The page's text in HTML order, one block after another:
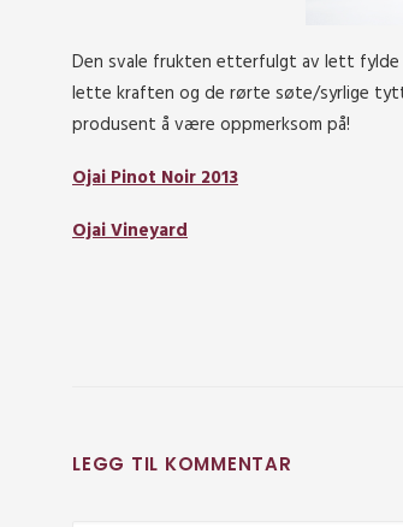
Den svale frukten etterfulgt av lett
lette kraften og de rørte søte/syrlige
produsent å være oppmerksom på!
Ojai Pinot Noir 2013
Ojai Vineyard
LEGG TIL KOMMENTAR